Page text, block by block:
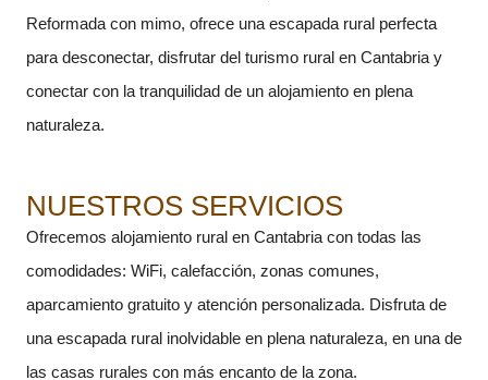
Reformada con mimo, ofrece una escapada rural perfecta
para desconectar, disfrutar del turismo rural en Cantabria y
conectar con la tranquilidad de un alojamiento en plena
naturaleza.
NUESTROS SERVICIOS
Ofrecemos alojamiento rural en Cantabria con todas las
comodidades: WiFi, calefacción, zonas comunes,
aparcamiento gratuito y atención personalizada. Disfruta de
una escapada rural inolvidable en plena naturaleza, en una de
las casas rurales con más encanto de la zona.